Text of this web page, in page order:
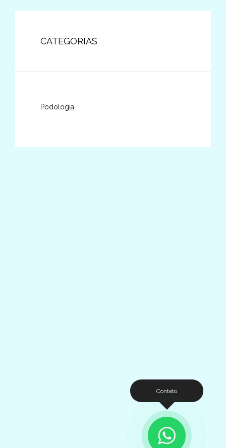
Contato
CATEGORIAS
Podologia